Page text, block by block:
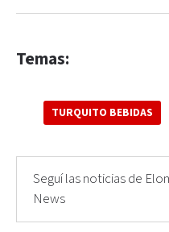
Temas:
TURQUITO BEBIDAS
Seguí las noticias de
News